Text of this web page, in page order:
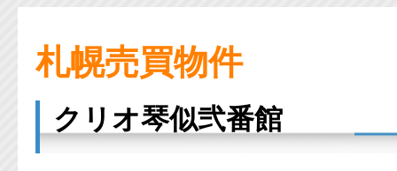
札幌売買物件
クリオ琴似弐番館